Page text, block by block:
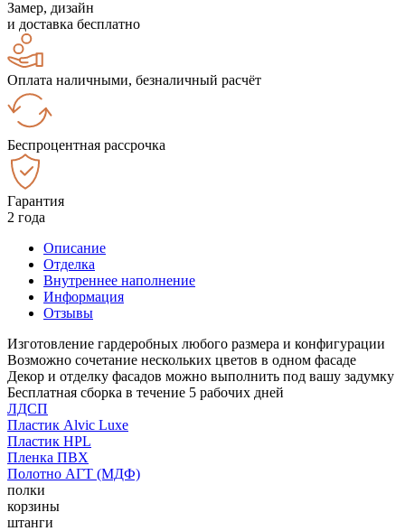
Замер, дизайн
и доставка бесплатно
Оплата наличными, безналичный расчёт
Беспроцентная рассрочка
Гарантия
2 года
Описание
Отделка
Внутреннее наполнение
Информация
Отзывы
Изготовление гардеробных любого размера и конфигурации
Возможно сочетание нескольких цветов в одном фасаде
Декор и отделку фасадов можно выполнить под вашу задумку
Бесплатная сборка в течение 5 рабочих дней
ЛДСП
Пластик Alvic Luxe
Пластик HPL
Пленка ПВХ
Полотно АГТ (МДФ)
полки
корзины
штанги